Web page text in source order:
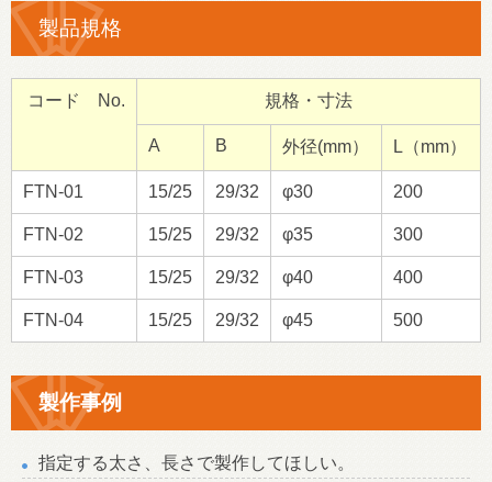
製品規格
コード No. 規格・寸法
A B 外径(mm） L（mm）
FTN-01 15/25 29/32 φ30 200
FTN-02 15/25 29/32 φ35 300
FTN-03 15/25 29/32 φ40 400
FTN-04 15/25 29/32 φ45 500
製作事例
指定する太さ、長さで製作してほしい。